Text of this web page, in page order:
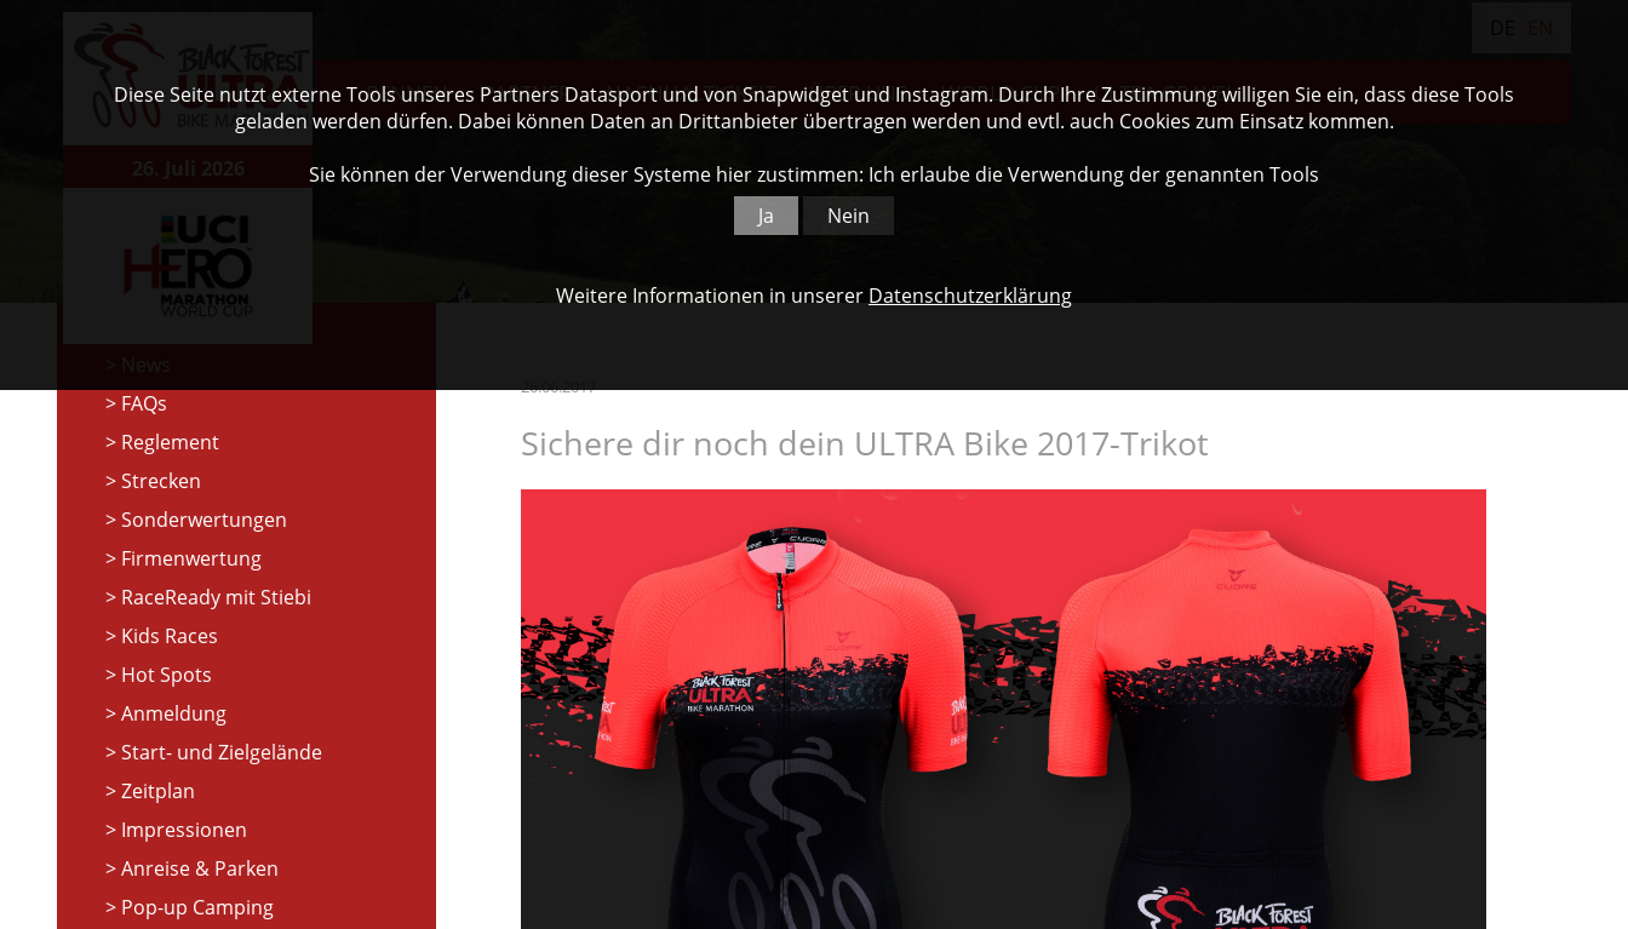
RENNEN PARTNER NACHHALTIGKEIT ÜBER UNS WORLD CUP ULTRA GRAVEL
FAQs
Reglement
Strecken
Sonderwertungen
Firmenwertung
RaceReady mit Stiebi
Kids Races
Hot Spots
Anmeldung
Start- und Zielgelände
Zeitplan
Impressionen
Anreise & Parken
Pop-up Camping
26.06.2017
Sichere dir noch dein ULTRA Bike 2017-Trikot
Diese Seite nutzt externe Tools unseres Partners Datasport und von Snapwidget und Instagram. Durch Ihre Zustimmung willigen Sie ein, dass diese Tools
geladen werden dürfen. Dabei können Daten an Drittanbieter übertragen werden und evtl. auch Cookies zum Einsatz kommen.
Sie können der Verwendung dieser Systeme hier zustimmen: Ich erlaube die Verwendung der genannten Tools
Ja
Nein
Weitere Informationen in unserer Datenschutzerklärung